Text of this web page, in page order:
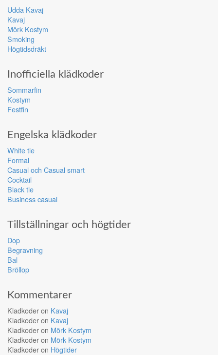
Udda Kavaj
Kavaj
Mörk Kostym
Smoking
Högtidsdräkt
Inofficiella klädkoder
Sommarfin
Kostym
Festfin
Engelska klädkoder
White tie
Formal
Casual och Casual smart
Cocktail
Black tie
Business casual
Tillställningar och högtider
Dop
Begravning
Bal
Bröllop
Kommentarer
Kladkoderon Kavaj
Kladkoderon Kavaj
Kladkoderon Mörk Kostym
Kladkoderon Mörk Kostym
Kladkoderon Högtider